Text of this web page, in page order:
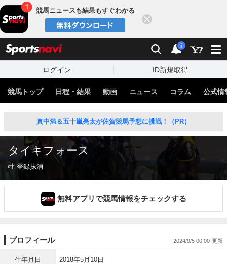
競馬ニュースも結果もすぐわかる
検索 通知
i
ログイン ID新規取得
競馬トップ 日程・結果 動画 ニュース コラム 公式情
真中満＆五十嵐亮太が佐賀競馬予想に挑戦！（PR）
タイキフォース
牡 登録抹消
無料アプリで競馬情報をチェックする
プロフィール 2024/9/5 00:00
生年月日 2018年5月10日